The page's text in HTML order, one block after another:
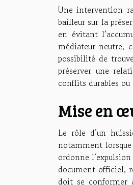
Une intervention
bailleur sur la
en évitant
médiateur neutre,
possibilité de
préserver une
conflits durables ou
Mise en
Le rôle d’un
notamment
ordonne
document officiel,
doit se conformer